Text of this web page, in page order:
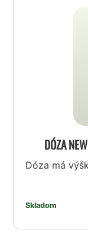
DÓZA
Dóza má
Skladom